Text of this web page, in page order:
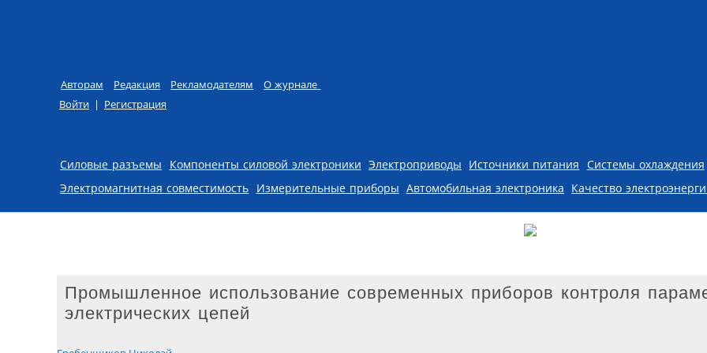
Авторам Редакция Рекламодателям
О журнале
Войти | Регистрация
Skip to content
Силовые разъемы Компоненты силовой электроники Электроприводы Источники питания Системы охлаждения
Электромагнитная совместимость Измерительные приборы Автомобильная электроника Качество
Промышленное использование современных приборов контроля
электрических цепей